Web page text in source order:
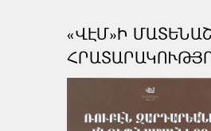
«ՎԷՄ»Ի